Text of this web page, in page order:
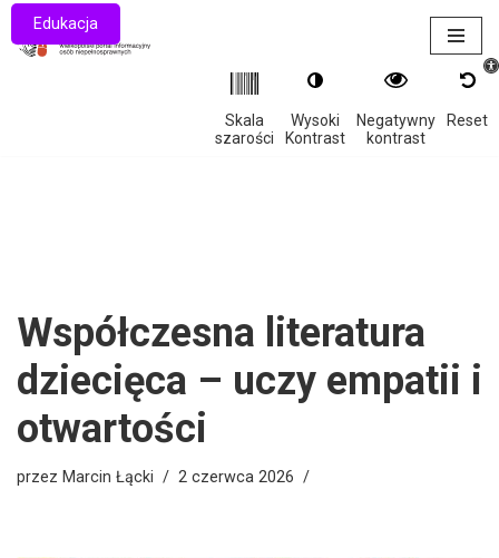
Skala
szarości
Wysoki
Kontrast
Negatywny
kontrast
Reset
Przejdź
Współczesna literatura
dziecięca – uczy empatii i
otwartości
przez Marcin Łącki 2 czerwca 2026
Edukacja